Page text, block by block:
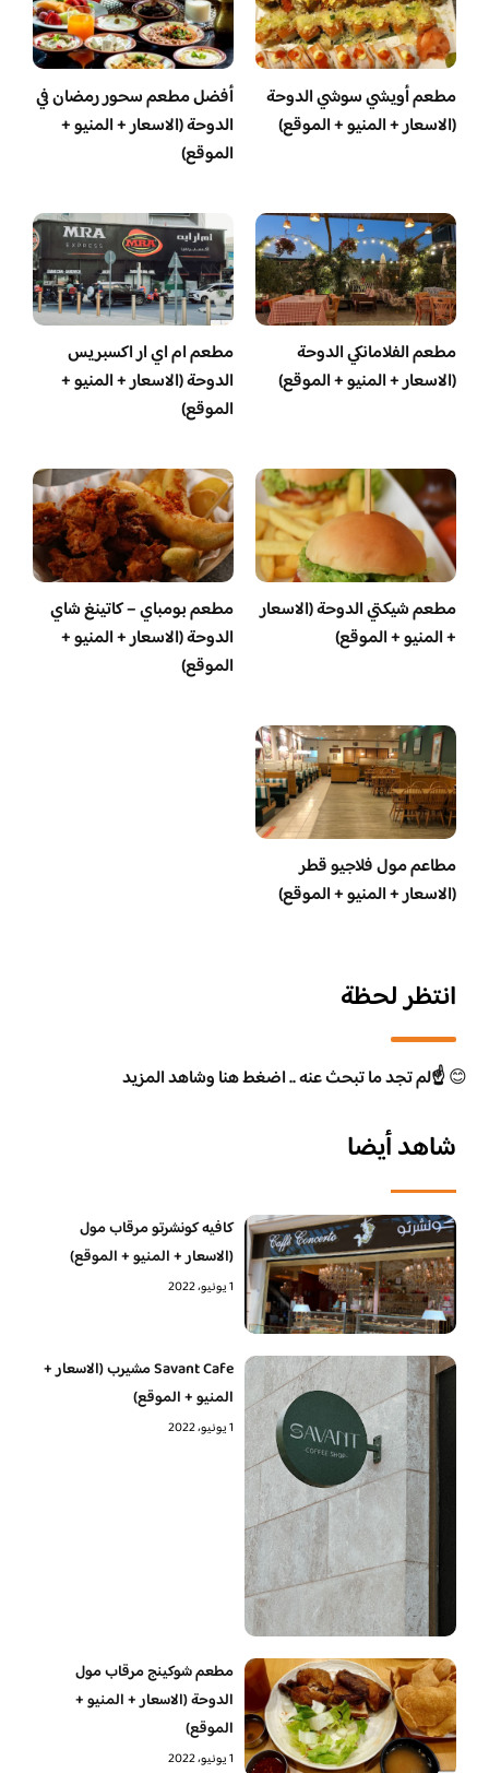
مطعم أويشي سوشي الدوحة
(الاسعار + المنيو + الموقع)
أفضل مطعم سحور رمضان في
الدوحة (الاسعار + المنيو +
الموقع)
مطعم الفلامانكي الدوحة
(الاسعار + المنيو + الموقع)
مطعم ام اي ار اكسبريس
الدوحة (الاسعار + المنيو +
الموقع)
مطعم شيكتي الدوحة (الاسعار
+ المنيو + الموقع)
مطعم بومباي – كاتينغ شاي
الدوحة (الاسعار + المنيو +
الموقع)
مطاعم مول فلاجيو قطر
(الاسعار + المنيو + الموقع)
انتظر لحظة
😊☝️لم تجد ما تبحث عنه .. اضغط هنا وشاهد المزيد
شاهد أيضا
كافيه كونشرتو مرقاب مول
(الاسعار + المنيو + الموقع)
1 يونيو، 2022
Savant Cafe مشيرب (الاسعار +
المنيو + الموقع)
1 يونيو، 2022
مطعم شوكينج مرقاب مول
الدوحة (الاسعار + المنيو +
الموقع)
1 يونيو، 2022